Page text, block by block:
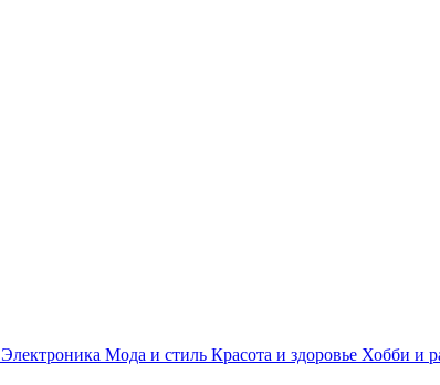
Электроника Мода и стиль Красота и здоровье Хобби и